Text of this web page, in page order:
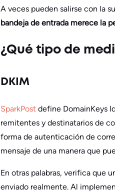
A veces pueden salirse con la
bandeja de entrada merece la
¿Qué tipo de
DKIM
SparkPost define DomainKeys
remitentes y destinatarios de
forma de autenticación de
mensaje de una manera que
En otras palabras, verifica que
enviado realmente. Al